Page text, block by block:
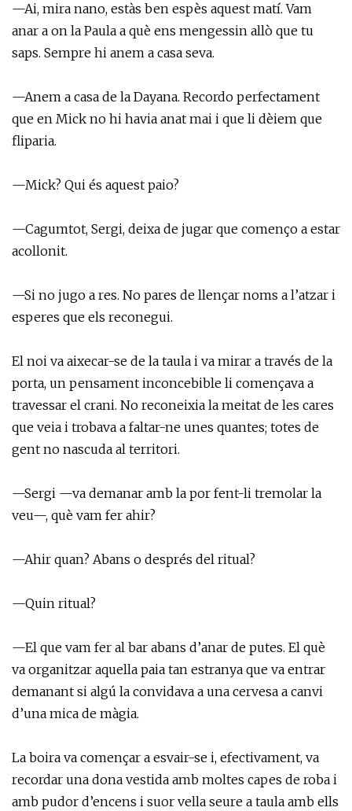
—Ai, mira nano, estàs ben espès aquest matí. Vam
anar a on la Paula a què ens mengessin allò que tu
saps. Sempre hi anem a casa seva.
—Anem a casa de la Dayana. Recordo perfectament
que en Mick no hi havia anat mai i que li dèiem que
fliparia.
—Mick? Qui és aquest paio?
—Cagumtot, Sergi, deixa de jugar que començo a estar
acollonit.
—Si no jugo a res. No pares de llençar noms a l’atzar i
esperes que els reconegui.
El noi va aixecar-se de la taula i va mirar a través de la
porta, un pensament inconcebible li començava a
travessar el crani. No reconeixia la meitat de les cares
que veia i trobava a faltar-ne unes quantes; totes de
gent no nascuda al territori.
—Sergi —va demanar amb la por fent-li tremolar la
veu—, què vam fer ahir?
—Ahir quan? Abans o després del ritual?
—Quin ritual?
—El que vam fer al bar abans d’anar de putes. El què
va organitzar aquella paia tan estranya que va entrar
demanant si algú la convidava a una cervesa a canvi
d’una mica de màgia.
La boira va començar a esvair-se i, efectivament, va
recordar una dona vestida amb moltes capes de roba i
amb pudor d’encens i suor vella seure a taula amb ells